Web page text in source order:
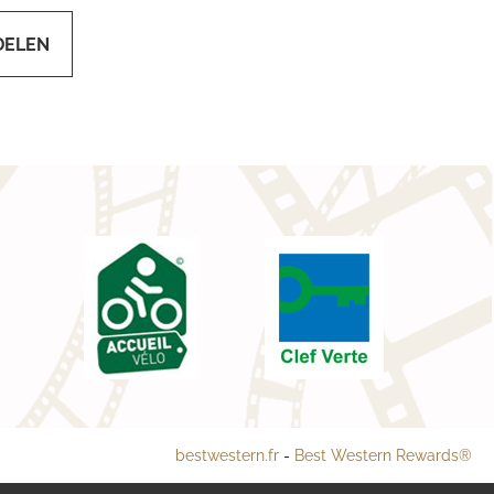
bestwestern.fr - Best Western Rewards®